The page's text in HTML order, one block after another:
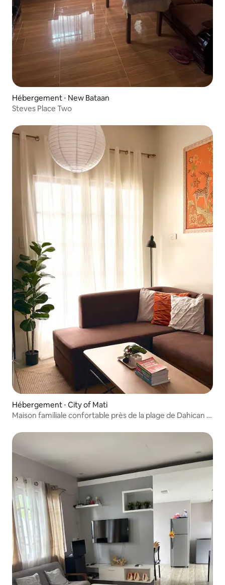
Hébergement ⋅ New Bataan
Steves Place Two
Hébergement ⋅ City of Mati
Maison familiale confortable près de la plage de Dahican +